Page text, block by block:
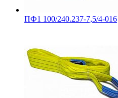
ПФ1 100/240.237-7,5/4-016